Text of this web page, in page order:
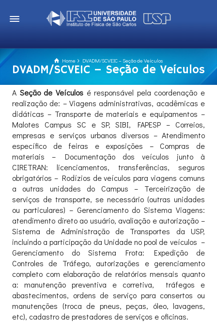
Home DVADM/SCVEIC – Seção de Veículos
DVADM/SCVEIC – Seção de Veículos
A Seção de Veículosé responsável pela coordenação e
realização de: – Viagens administrativas, acadêmicas e
didáticas – Transporte de materiais e equipamentos –
Malotes Campus SC e SP, SIBI, FAPESP – Correios,
empresas e serviços urbanos diversos – Atendimento
específico de feiras e exposições – Compras de
materiais – Documentação dos veículos junto à
CIRETRAN: licenciamentos, transferências, seguros
obrigatórios – Rodízios de veículos para viagens comuns
a outras unidades do Campus – Terceirização de
serviços de transporte, se necessário (outras unidades
ou particulares) – Gerenciamento do Sistema Viagens:
atendimento direto ao usuário, avaliação e autorização –
Sistema de Administração de Transportes da USP,
incluindo a participação da Unidade no pool de veículos –
Gerenciamento do Sistema Frota: Expedição de
Controles de Tráfego, autorizações e gerenciamento
completo com elaboração de relatórios mensais quanto
a: manutenção preventiva e corretiva, tráfegos e
abastecimentos, ordens de serviço para consertos ou
manutenções (troca de pneus, peças, óleo, lavagens,
etc), cadastro de prestadores de serviços e oficinas.